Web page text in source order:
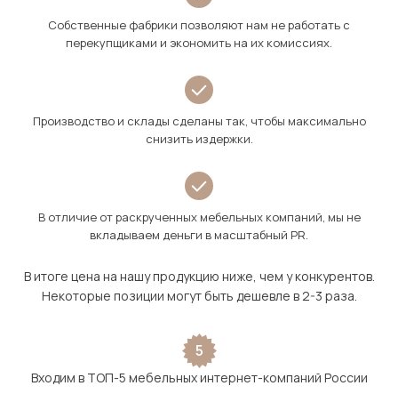
Собственные фабрики позволяют нам не работать с
перекупщиками и экономить на их комиссиях.
Производство и склады сделаны так, чтобы максимально
снизить издержки.
В отличие от раскрученных мебельных компаний, мы не
вкладываем деньги в масштабный PR.
В итоге цена на нашу продукцию ниже, чем у конкурентов.
Некоторые позиции могут быть дешевле в 2-3 раза.
5
Входим в ТОП-5 мебельных интернет-компаний России